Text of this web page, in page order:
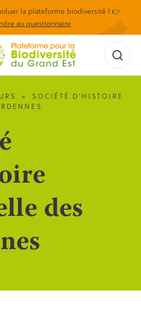
la plateforme biodiversité ! 👉
au questionnaire
»
SOCIÉTÉ D’HISTOIRE
des